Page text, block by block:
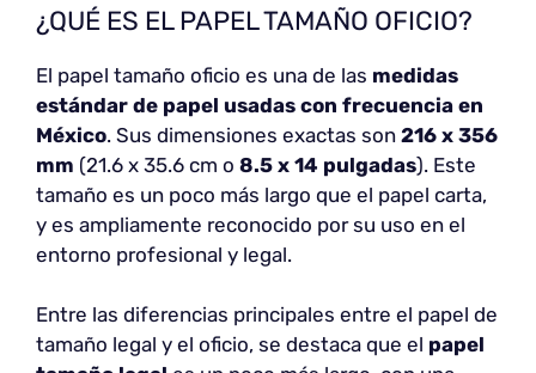
¿QUÉ ES EL PAPEL TAMAÑO OFICIO?
El papel tamaño oficio es una de las medidas
estándar de papel usadas con frecuencia en
México. Sus dimensiones exactas son 216 x 356
mm (21.6 x 35.6 cm o 8.5 x 14 pulgadas). Este
tamaño es un poco más largo que el papel carta,
y es ampliamente reconocido por su uso en el
entorno profesional y legal.
Entre las diferencias principales entre el papel de
tamaño legal y el oficio, se destaca que el papel